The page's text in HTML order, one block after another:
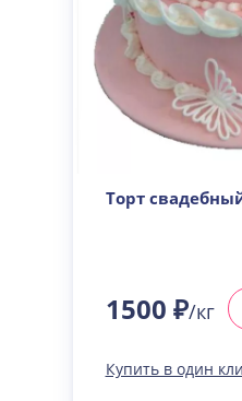
Торт
1500 ₽/кг
Купить в один